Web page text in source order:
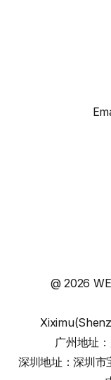
@2026
广州地址
深圳地址：深圳市